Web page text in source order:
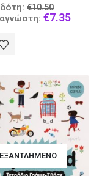
€10.50
price
€7.35
ΕΞΑΝΤΛΗΜΈΝΟ